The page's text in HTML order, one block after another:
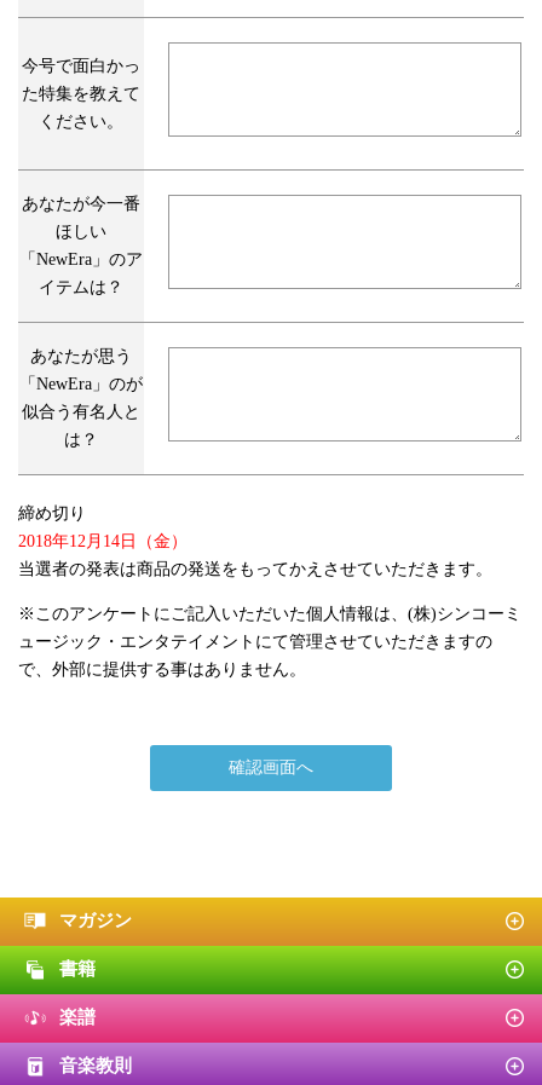
今号で面白かっ
た特集を教えて
ください。
あなたが今一番
ほしい
「NewEra」のア
イテムは？
あなたが思う
「NewEra」のが
似合う有名人と
は？
締め切り
2018年12月14日（金）
当選者の発表は商品の発送をもってかえさせていただきます。
※このアンケートにご記入いただいた個人情報は、(株)シンコーミ
ュージック・エンタテイメントにて管理させていただきますの
で、外部に提供する事はありません。
マガジン
書籍
楽譜
音楽教則